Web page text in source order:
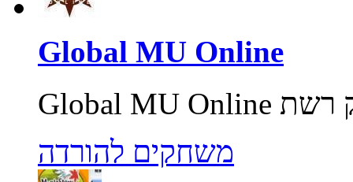
Global MU Online
משחקים להורדה